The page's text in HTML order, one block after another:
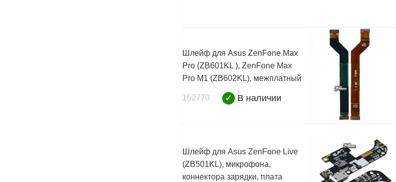
Шлейф для Asus ZenFone Max
Pro (ZB601KL ), ZenFone Max
Pro M1 (ZB602KL), межплатный
152770 ✓ В наличии
Шлейф для Asus ZenFone Live
(ZB501KL), микрофона,
коннектора зарядки, плата